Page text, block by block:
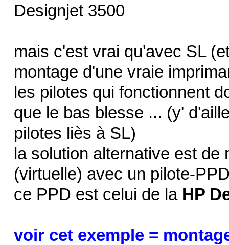
Designjet 3500
mais c'est vrai qu'avec SL
montage d'une vraie
les pilotes qui fonctionnent
que le bas blesse ... (y'
pilotes liès à SL)
la solution alternative est
(virtuelle) avec un pilote-
ce PPD est celui de la HP
voir cet exemple =